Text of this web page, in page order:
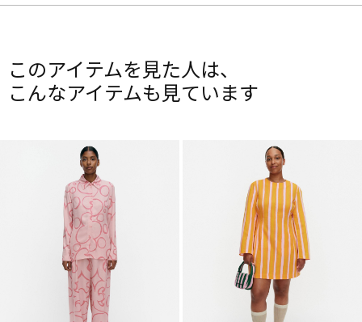
このアイテムを見た人は、
こんなアイテムも見ています